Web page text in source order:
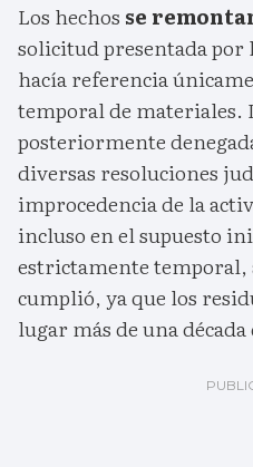
Los hechos se
solicitud presentada por
hacía referencia
temporal de materiales.
posteriormente
diversas resoluciones
improcedencia de la
incluso en el supuesto
estrictamente temporal,
cumplió, ya que los
lugar más de una década